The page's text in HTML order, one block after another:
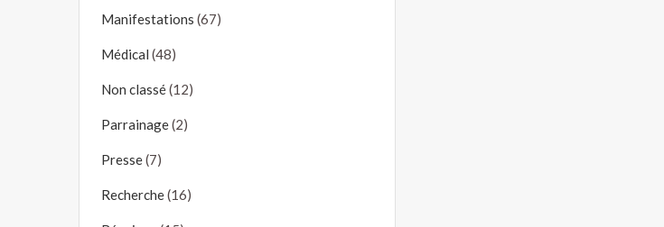
Manifestations (67)
Médical (48)
Non classé(12)
Parrainage(2)
Presse(7)
Recherche(16)